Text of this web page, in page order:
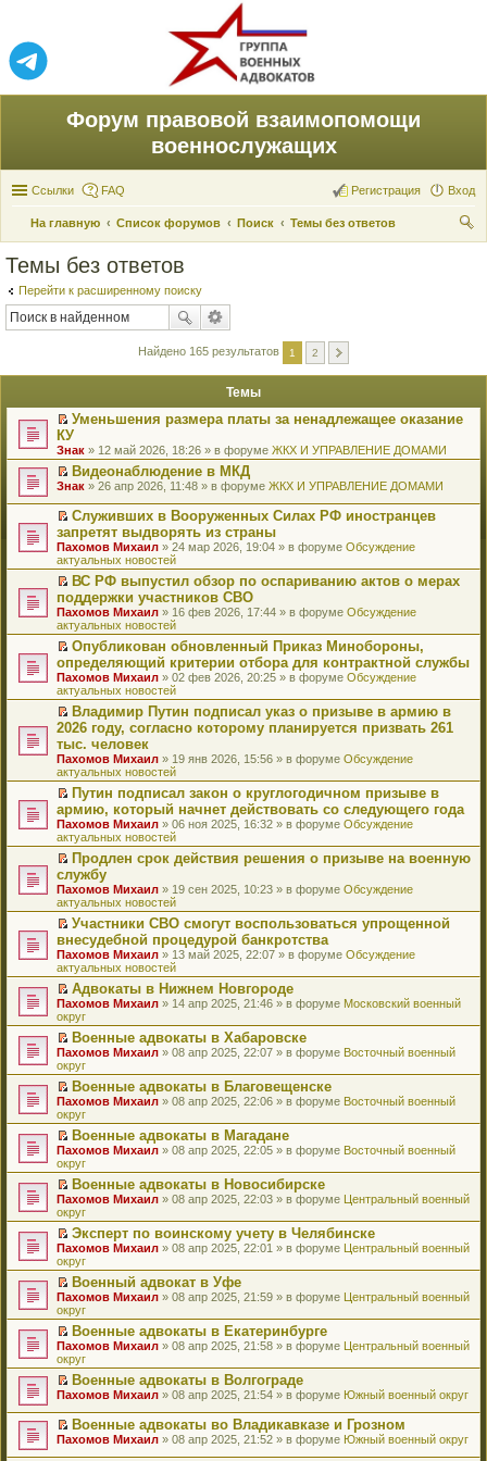
Форум правовой взаимопомощи
военнослужащих
Ссылки FAQ Вход
Регистрация
На главную Список форумов Поиск
Темы без ответов
Темы без ответов
Перейти к расширенному поиску
Найдено 165 результатов 1 2
Темы
П
е
р
е
й
и
к
п
е
р
в
о
м
у
н
е
п
р
о
ч
и
т
а
н
н
о
м
у
с
о
о
б
щ
е
н
и
ю
Уменьшения размера платы за ненадлежащее оказание
КУ
Знак » 12 май 2026, 18:26 » в форуме ЖКХ И УПРАВЛЕНИЕ ДОМАМИ
П
р
е
й
т
и
к
п
е
р
в
о
м
у
н
е
п
р
о
ч
и
т
а
н
н
о
м
у
с
о
о
б
щ
е
н
и
ю
Видеонаблюдение в МКД
Знак » 26 апр 2026, 11:48 » в форуме ЖКХ И УПРАВЛЕНИЕ ДОМАМИ
П
е
р
е
й
т
и
к
п
е
р
в
о
м
у
н
е
п
р
о
ч
и
т
а
н
н
о
м
у
с
о
о
б
щ
е
н
и
ю
Служивших в Вооруженных Силах РФ иностранцев
запретят выдворять из страны
Пахомов Михаил » 24 мар 2026, 19:04 » в форуме Обсуждение
актуальных новостей
П
е
р
е
й
т
и
к
п
е
р
в
о
м
у
н
е
п
р
о
ч
и
т
а
н
н
о
м
у
с
о
о
б
щ
е
н
и
ю
ВС РФ выпустил обзор по оспариванию актов о мерах
поддержки участников СВО
Пахомов Михаил » 16 фев 2026, 17:44 » в форуме Обсуждение
актуальных новостей
П
е
р
е
й
т
и
к
п
е
р
в
о
м
у
н
е
п
р
о
ч
и
т
а
н
н
о
м
у
с
о
о
б
щ
е
н
и
ю
Опубликован обновленный Приказ Минобороны,
определяющий критерии отбора для контрактной службы
Пахомов Михаил » 02 фев 2026, 20:25 » в форуме Обсуждение
актуальных новостей
П
е
р
е
й
т
и
к
п
е
р
в
о
м
у
н
е
п
р
о
ч
и
т
а
н
н
о
м
у
с
о
о
б
щ
е
н
и
ю
Владимир Путин подписал указ о призыве в армию в
2026 году, согласно которому планируется призвать 261
тыс. человек
Пахомов Михаил » 19 янв 2026, 15:56 » в форуме Обсуждение
актуальных новостей
П
е
р
е
й
т
и
к
п
е
р
в
о
м
у
н
е
п
р
о
ч
и
т
а
н
н
о
м
у
с
о
о
б
щ
е
н
и
ю
Путин подписал закон о круглогодичном призыве в
армию, который начнет действовать со следующего года
Пахомов Михаил » 06 ноя 2025, 16:32 » в форуме Обсуждение
актуальных новостей
П
е
р
е
й
т
и
к
п
е
р
в
о
м
у
н
е
п
р
о
ч
и
т
а
н
н
о
м
у
с
о
о
б
щ
е
н
и
ю
Продлен срок действия решения о призыве на военную
службу
Пахомов Михаил » 19 сен 2025, 10:23 » в форуме Обсуждение
актуальных новостей
П
е
р
е
й
т
и
к
п
е
р
в
о
м
у
н
е
п
р
о
ч
и
т
а
н
н
о
м
у
с
о
о
б
щ
е
н
ю
Участники СВО смогут воспользоваться упрощенной
внесудебной процедурой банкротства
Пахомов Михаил » 13 май 2025, 22:07 » в форуме Обсуждение
актуальных новостей
П
е
р
е
й
т
и
к
п
е
р
в
о
м
у
н
е
п
р
о
ч
и
т
а
н
н
о
м
у
с
о
б
щ
е
н
Адвокаты в Нижнем Новгороде
Пахомов Михаил » 14 апр 2025, 21:46 » в форуме Московский военный
округ
П
е
р
е
й
т
и
к
п
е
р
в
о
м
у
н
е
п
р
о
ч
и
т
а
н
н
о
м
у
с
о
Военные адвокаты в Хабаровске
Пахомов Михаил » 08 апр 2025, 22:07 » в форуме Восточный военный
округ
П
е
р
е
й
т
и
к
п
е
р
в
о
м
у
н
е
п
р
о
ч
и
т
а
н
н
о
Военные адвокаты в Благовещенске
Пахомов Михаил » 08 апр 2025, 22:06 » в форуме Восточный военный
округ
П
е
р
е
й
т
и
к
п
е
р
в
о
м
у
н
е
п
р
о
и
т
а
Военные адвокаты в Магадане
Пахомов Михаил » 08 апр 2025, 22:05 » в форуме Восточный военный
округ
П
е
р
е
й
т
и
к
п
е
р
в
о
м
у
н
п
р
о
ч
Военные адвокаты в Новосибирске
Пахомов Михаил » 08 апр 2025, 22:03 » в форуме Центральный военный
округ
П
е
р
е
й
т
и
к
п
е
р
в
о
м
у
н
Эксперт по воинскому учету в Челябинске
Пахомов Михаил » 08 апр 2025, 22:01 » в форуме Центральный военный
округ
П
е
р
е
й
т
и
к
п
е
р
в
Военный адвокат в Уфе
Пахомов Михаил » 08 апр 2025, 21:59 » в форуме Центральный военный
округ
П
е
р
е
й
и
к
п
Военные адвокаты в Екатеринбурге
Пахомов Михаил » 08 апр 2025, 21:58 » в форуме Центральный военный
округ
П
р
е
й
т
Военные адвокаты в Волгограде
Пахомов Михаил » 08 апр 2025, 21:54 » в форуме Южный военный округ
П
Военные адвокаты во Владикавказе и Грозном
Пахомов Михаил » 08 апр 2025, 21:52 » в форуме Южный военный округ